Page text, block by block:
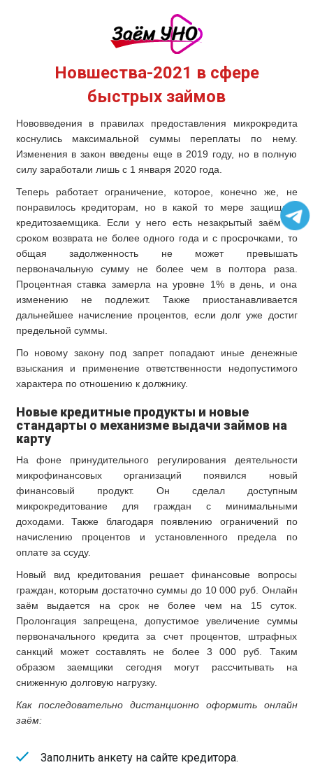
Новшества-2021 в сфере
быстрых займов
Нововведения в правилах предоставления микрокредита
коснулись максимальной суммы переплаты по нему.
Изменения в закон введены еще в 2019 году, но в полную
силу заработали лишь с 1 января 2020 года.
Теперь работает ограничение, которое, конечно же, не
понравилось кредиторам, но в какой то мере защищает
кредитозаемщика. Если у него есть незакрытый заём со
сроком возврата не более одного года и с просрочками, то
общая задолженность не может превышать
первоначальную сумму не более чем в полтора раза.
Процентная ставка замерла на уровне 1% в день, и она
изменению не подлежит. Также приостанавливается
дальнейшее начисление процентов, если долг уже достиг
предельной суммы.
По новому закону под запрет попадают иные денежные
взыскания и применение ответственности недопустимого
характера по отношению к должнику.
Новые кредитные продукты и новые
стандарты о механизме выдачи займов на
карту
На фоне принудительного регулирования деятельности
микрофинансовых организаций появился новый
финансовый продукт. Он сделал доступным
микрокредитование для граждан с минимальными
доходами. Также благодаря появлению ограничений по
начислению процентов и установленного предела по
оплате за ссуду.
Новый вид кредитования решает финансовые вопросы
граждан, которым достаточно суммы до 10 000 руб. Онлайн
заём выдается на срок не более чем на 15 суток.
Пролонгация запрещена, допустимое увеличение суммы
первоначального кредита за счет процентов, штрафных
санкций может составлять не более 3 000 руб. Таким
образом заемщики сегодня могут рассчитывать на
сниженную долговую нагрузку.
Как последовательно дистанционно оформить онлайн
заём:
Заполнить анкету на сайте кредитора.